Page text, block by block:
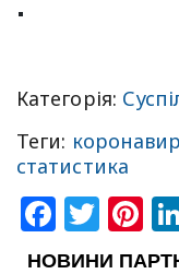
Категорія:
Теги:
статистика